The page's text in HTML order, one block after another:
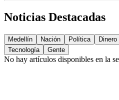
Noticias Destacadas
Medellín Nación Política Dinero
Tecnología
Gente
No hay artículos disponibles en la